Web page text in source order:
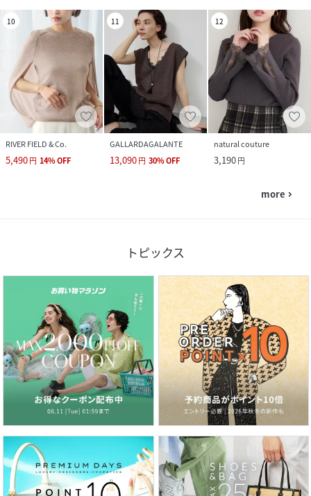
10
RIVER FIELD & Co.
5,490円 14%OFF
11
GALLARDAGALANTE
13,090円 30%OFF
12
natural couture
3,190円
more navigate_next
トピックス